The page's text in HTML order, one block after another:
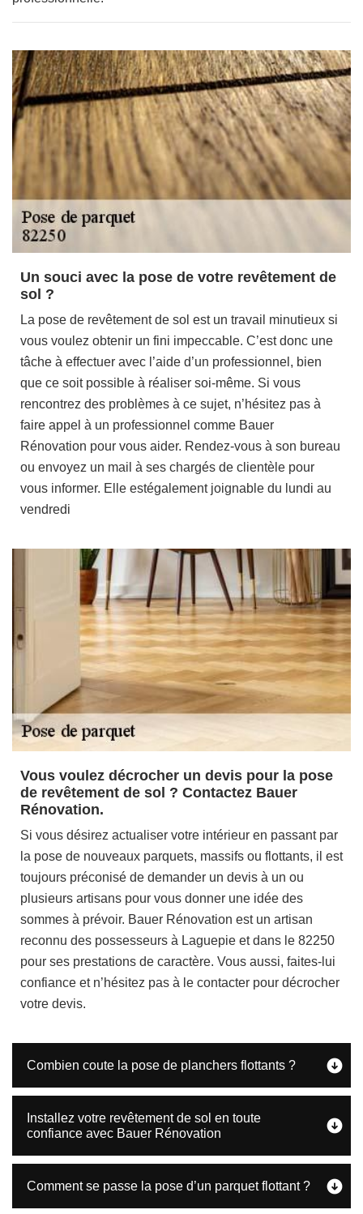
Un souci avec la pose de votre revêtement de
sol ?
La pose de revêtement de sol est un travail minutieux si
vous voulez obtenir un fini impeccable. C’est donc une
tâche à effectuer avec l’aide d’un professionnel, bien
que ce soit possible à réaliser soi-même. Si vous
rencontrez des problèmes à ce sujet, n’hésitez pas à
faire appel à un professionnel comme Bauer
Rénovation pour vous aider. Rendez-vous à son bureau
ou envoyez un mail à ses chargés de clientèle pour
vous informer. Elle estégalement joignable du lundi au
vendredi
Vous voulez décrocher un devis pour la pose
de revêtement de sol ? Contactez Bauer
Rénovation.
Si vous désirez actualiser votre intérieur en passant par
la pose de nouveaux parquets, massifs ou flottants, il est
toujours préconisé de demander un devis à un ou
plusieurs artisans pour vous donner une idée des
sommes à prévoir. Bauer Rénovation est un artisan
reconnu des possesseurs à Laguepie et dans le 82250
pour ses prestations de caractère. Vous aussi, faites-lui
confiance et n’hésitez pas à le contacter pour décrocher
votre devis.
Combien coute la pose de planchers flottants ?
Installez votre revêtement de sol en toute
confiance avec Bauer Rénovation
Comment se passe la pose d’un parquet flottant ?